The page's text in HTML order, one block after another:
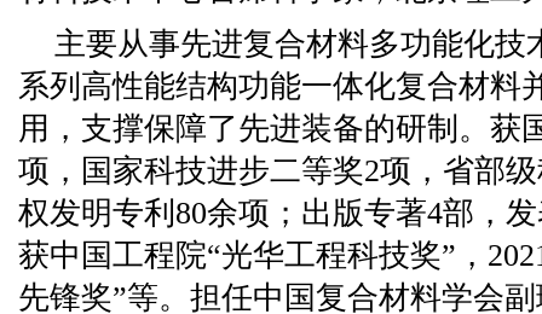
主要从事先进复合材料多功能化技
系列高性能结构功能一体化复合材料
用，支撑保障了先进装备的研制。获
项，国家科技进步二等奖2项，省部
权发明专利80余项；出版专著4部，
获中国工程院“光华工程科技奖”，
先锋奖”等。担任中国复合材料学会